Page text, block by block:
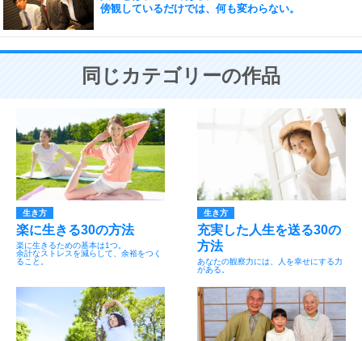
傍観しているだけでは、何も変わらない。
同じカテゴリーの作品
生き方
楽に生きる30の方法
楽に生きるための基本は1つ。
余計なストレスを減らして、余裕をつく
ること。
生き方
充実した人生を送る30の
方法
あなたの観察力には、人を幸せにする力
がある。